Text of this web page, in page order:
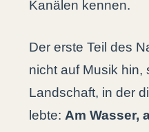
Kanälen kennen.
Der erste Teil des
nicht auf Musik hin,
Landschaft, in der
lebte: Am Wasser,